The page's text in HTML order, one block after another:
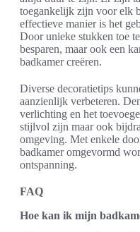
toegankelijk zijn voor elk
effectieve manier is het
Door unieke stukken toe
besparen, maar ook een
badkamer creëren.
Diverse decoratietips
aanzienlijk verbeteren.
verlichting en het
stijlvol zijn maar ook
omgeving. Met enkele
badkamer omgevormd
ontspanning.
FAQ
Hoe kan ik mijn